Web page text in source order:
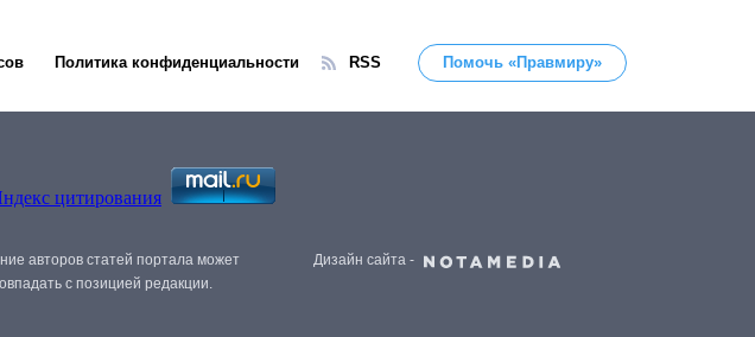
Политика конфиденциальности RSS Помочь «Правмиру»
авторов статей портала может
с позицией редакции.
Дизайн сайта -